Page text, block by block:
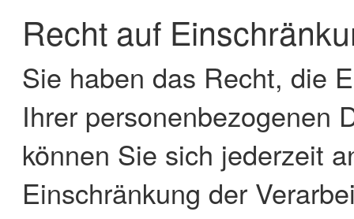
Recht auf
Sie haben das Recht, die
Ihrer personenbezogenen
können Sie sich jederzeit
Einschränkung der